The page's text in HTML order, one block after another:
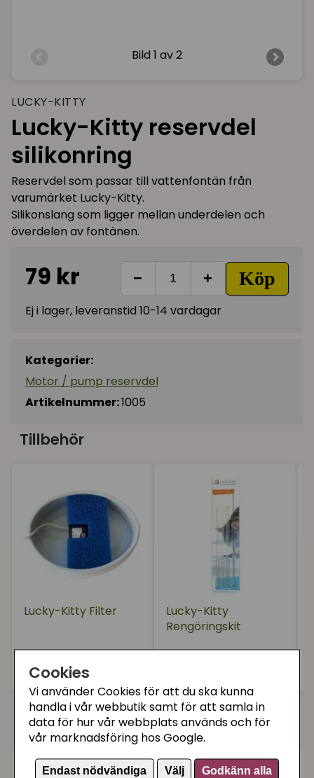
Cookies
Vi använder Cookies för att du ska kunna
handla i vår webbutik samt för att samla in
data för hur vår webbplats används och för
vår marknadsföring hos Google.
Endast nödvändiga Välj Godkänn alla
Bild 1 av 2
LUCKY-KITTY
Lucky-Kitty reservdel
silikonring
Reservdel som passar till vattenfontän från
varumärket Lucky-Kitty.
Silikonslang som ligger mellan underdelen och
överdelen av fontänen.
79 kr − + Köp
Ej i lager, leveranstid 10-14 vardagar
Kategorier:
Motor / pump reservdel
Artikelnummer:1005
Tillbehör
Lucky-Kitty Filter
119 kr
Lucky-Kitty
Rengöringskit
Du kanske också gillar